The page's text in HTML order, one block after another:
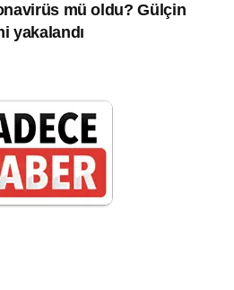
mü oldu? Gülçin
yakalandı